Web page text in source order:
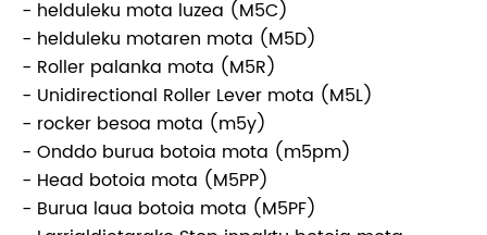
- helduleku mota luzea (M5C)
- helduleku motaren mota (M5D)
- Roller palanka mota (M5R)
- Unidirectional Roller Lever mota (M5L)
- rocker besoa mota (m5y)
- Onddo burua botoia mota (m5pm)
- Head botoia mota (M5PP)
- Burua laua botoia mota (M5PF)